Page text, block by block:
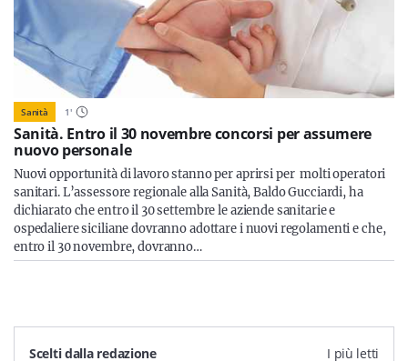
Sanità 1'
Sanità. Entro il 30 novembre concorsi per assumere
nuovo personale
Nuovi opportunità di lavoro stanno per aprirsi per molti operatori
sanitari. L’assessore regionale alla Sanità, Baldo Gucciardi, ha
dichiarato che entro il 30 settembre le aziende sanitarie e
ospedaliere siciliane dovranno adottare i nuovi regolamenti e che,
entro il 30 novembre, dovranno…
Scelti dalla redazione I più letti